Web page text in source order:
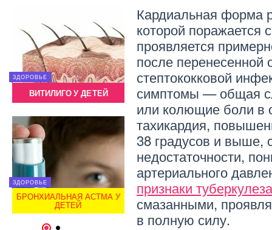
ЗДОРОВЬЕ
ВИТИЛИГО У ДЕТЕЙ
ЗДОРОВЬЕ
БРОНХИАЛЬНАЯ АСТМА У
ДЕТЕЙ
ЗДОРОВЬЕ
ДЕПРЕССИЯ У ДЕТЕЙ
ЗДОРОВЬЕ
РАЗВИТИЕ ДЕТЕЙ С ДЦП
Кардиальная форма
которой
проявляется
после перенесенной
стептококковой
симптомы — общая
или колющие боли в
тахикардия,
38 градусов и выше,
недостаточности,
артериального
признаки туберкулеза
смазанными,
в полную силу.